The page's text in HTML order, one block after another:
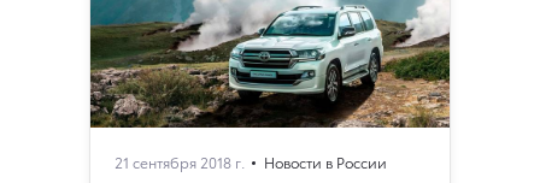
21 сентября 2018 г. Новости в России